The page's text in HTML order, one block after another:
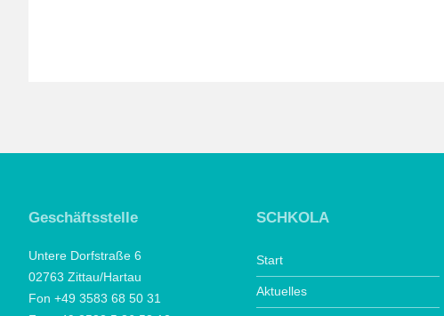
Geschäftsstelle
Untere Dorfstraße 6
02763 Zittau/Hartau
Fon +49 3583 68 50 31
SCHKOLA
Start
Aktuelles